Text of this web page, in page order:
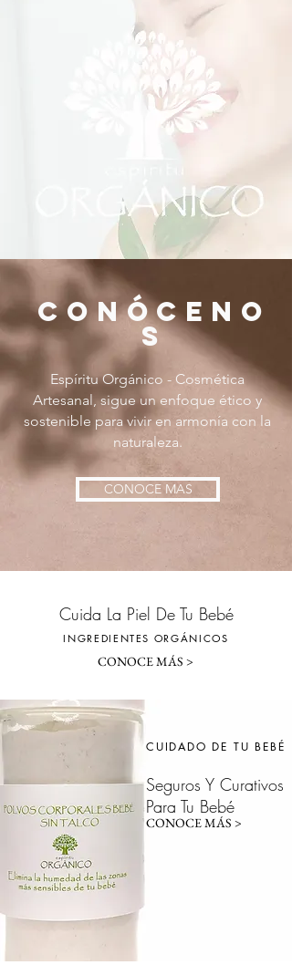
CONÓCENO
S
Espíritu Orgánico - Cosmética
Artesanal, sigue un enfoque ético y
sostenible para vivir en armonía con la
naturaleza.
CONOCE MAS
Cuida La Piel De Tu Bebé
INGREDIENTES ORGÁNICOS
CONOCE MÁS >
CUIDADO DE TU BEBÉ
Seguros Y Curativos
Para Tu Bebé
CONOCE MÁS >